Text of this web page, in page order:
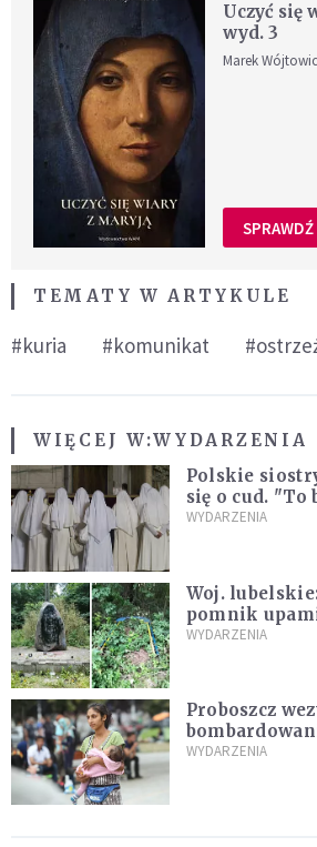
Uczyć się
wyd. 3
Marek
TEMATY W ARTYKULE
#kuria #komunikat
WIĘCEJ W:WYDARZENIA
Polskie
się o cud. "To
Pana Boga
WYDARZENIA
Woj.
pomnik
żołnierzy
WYDARZENIA
Proboszcz
"Masowy
WYDARZENIA